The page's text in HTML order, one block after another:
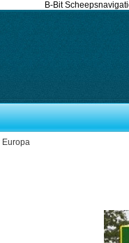
B-Bit
Europa